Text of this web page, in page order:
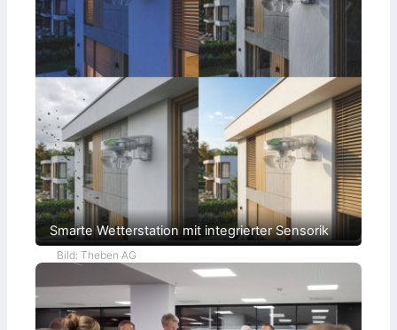
Smarte Wetterstation mit integrierter Sensorik
Bild: Theben AG